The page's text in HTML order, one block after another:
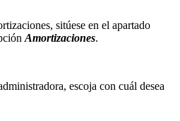
sitúese en el apartado
Amortizaciones.
escoja con cuál desea